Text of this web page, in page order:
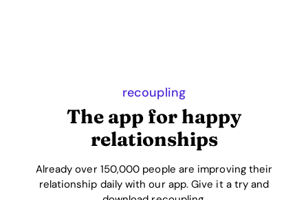
recoupling
The app for happy
relationships
Already over 150,000 people are improving their
relationship daily with our app. Give it a try and